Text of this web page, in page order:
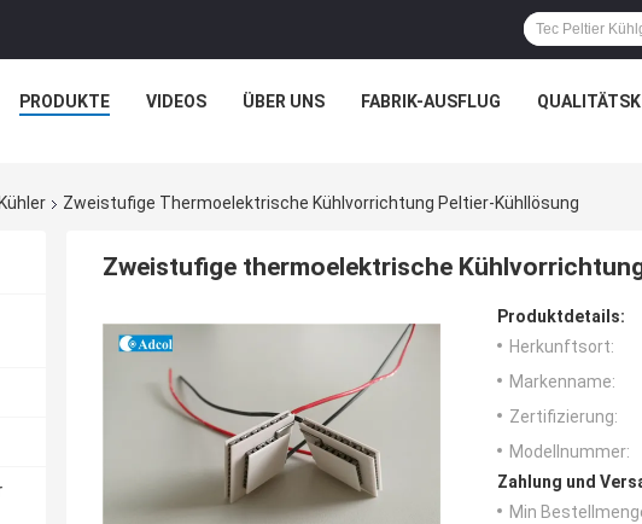
PRODUKTE VIDEOS ÜBER UNS FABRIK-AUSFLUG
Zweistufige Thermoelektrische Kühlvorrichtung Peltier-Kühllösung
Zweistufige thermoelektrische
Produktdetails:
Herkunftsort:
Markenname:
Zertifizierung:
Modellnummer:
Zahlung und
Min